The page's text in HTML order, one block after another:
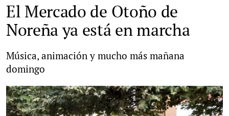
El Mercado de Otoño de
Noreña ya está en marcha
Música, animación y mucho más mañana
domingo